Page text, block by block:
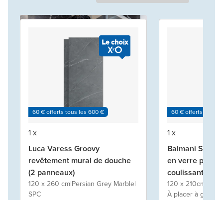
60 € offerts tous les 600 €
1 x
Luca Varess Groovy
revêtement mural de douche
(2 panneaux)
120 x 260 cm|Persian Grey Marble|
SPC
60 € offerts tous
1 x
Balmani
en verre pour
coulissante
120 x 210cm
À placer à